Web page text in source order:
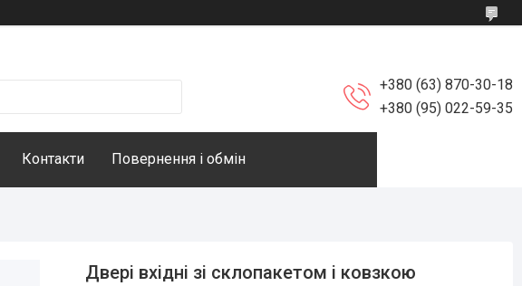
+380 (63) 870-30-18
+380 (95) 022-59-35
Контакти Повернення і обмін
Двері вхідні зі склопакетом і ковзкою